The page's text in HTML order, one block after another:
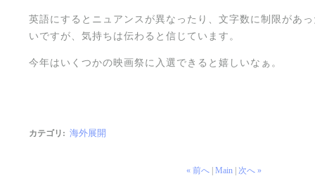
英語にするとニュアンスが異なったり、文字数に制限があ
いですが、気持ちは伝わると信じています。
今年はいくつかの映画祭に入選できると嬉しいなぁ。
カテゴリ : 海外展開
« 前へ| Main| 次へ »